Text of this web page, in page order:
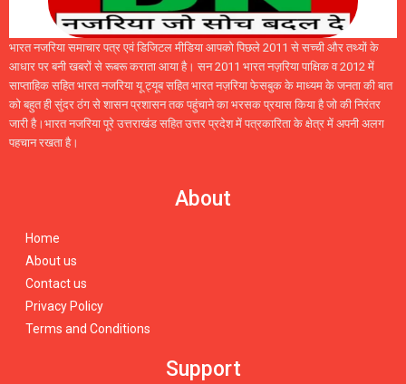
भारत नजरिया समाचार पत्र एवं डिजिटल मीडिया आपको पिछले 2011 से सच्ची और तथ्यों के
आधार पर बनी खबरों से रूबरू कराता आया है। सन 2011 भारत नज़रिया पाक्षिक व 2012 में
साप्ताहिक सहित भारत नजरिया यू ट्यूब सहित भारत नज़रिया फेसबुक के माध्यम के जनता की बात
को बहुत ही सुंदर ठंग से शासन प्रशासन तक पहुंचाने का भरसक प्रयास किया है जो की निरंतर
जारी है।भारत नजरिया पूरे उत्तराखंड सहित उत्तर प्रदेश में पत्रकारिता के क्षेत्र में अपनी अलग
पहचान रखता है।
About
Home
About us
Contact us
Privacy Policy
Terms and Conditions
Support